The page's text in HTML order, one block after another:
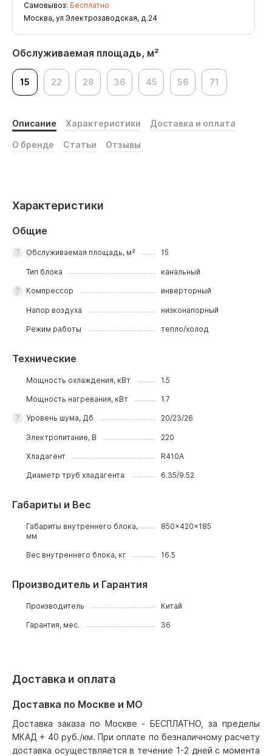
Обслуживаемая площадь, м²
15 22 28 36 45 56 71
Самовывоз: Бесплатно
Москва, ул Электрозаводская, д.24
Описание Характеристики Доставка и оплата
О бренде Статьи Отзывы
Характеристики
Общие
Обслуживаемая площадь, м² 15
Тип блока канальный
Компрессор инверторный
Напор воздуха низконапорный
Режим работы тепло/холод
Технические
Мощность охлаждения, кВт 1.5
Мощность нагревания, кВт 1.7
Уровень шума, Дб 20/23/26
Электропитание, В 220
Хладагент R410A
Диаметр труб хладагента 6.35/9.52
Габариты и Вес
Габариты внутреннего блока,
мм
850x420x185
Вес внутреннего блока, кг 16.5
Производитель и Гарантия
Производитель Китай
Гарантия, мес. 36
Доставка и оплата
Доставка по Москве и МО
Доставка заказа по Москве - БЕСПЛАТНО, за пределы
МКАД + 40 руб./км. При оплате по безналичному расчету
доставка осуществляется в течение 1-2 дней с момента